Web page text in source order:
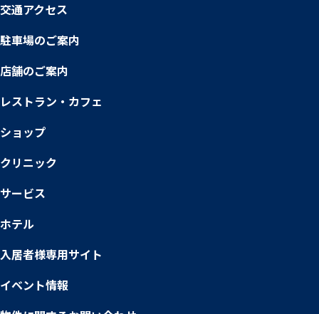
交通アクセス
駐車場のご案内
店舗のご案内
レストラン・カフェ
ショップ
クリニック
サービス
ホテル
入居者様専用サイト
イベント情報